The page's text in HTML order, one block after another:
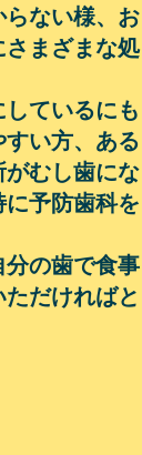
ない様、お
まざまな処
ているにも
い方、ある
むし歯にな
予防歯科を
の歯で食事
だければと